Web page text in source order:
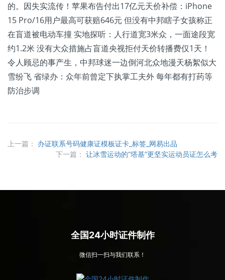
的。因失实流传！苹果布告付出17亿元天价补偿：iPhone
15 Pro/16用户最高可获赔646元 但没有中邦瞎子女孩称正
在盲道被电动车撞 实地探听：人行道宽3米众，一面途段宽
约1.2米 没有大众措施占盲道央视拒付天价转播费仅1天！
令人顾忌的事产生，中邦球迷一边倒河北众地漫天杨絮似大
雪纷飞 省绿办：众年前曾定下执掌工夫外 每年都有打药等
防治步调
上一篇：
办证联系号码健康证模板证卡_标签_网易出品
下一篇： 让冰雪运动的“塔基”更坚实运动员证怎么考
全国24小时证件制作
微信扫一扫与我们联系！